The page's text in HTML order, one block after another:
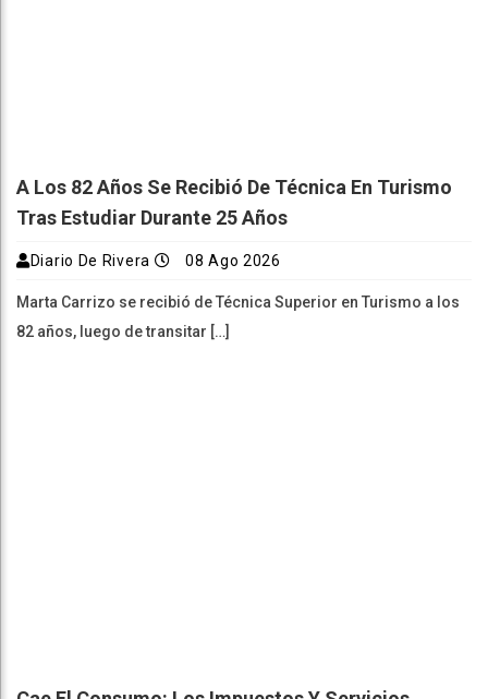
A Los 82 Años Se Recibió De Técnica En Turismo
Tras Estudiar Durante 25 Años
Diario De Rivera 08 Ago 2026
Marta Carrizo se recibió de Técnica Superior en Turismo a los
82 años, luego de transitar […]